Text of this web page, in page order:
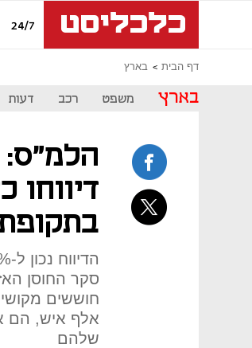
24/7
דף הבית בארץ
בארץ משפט רכב דעות
הלמ"ס:
אלף איש, הם
שלהם